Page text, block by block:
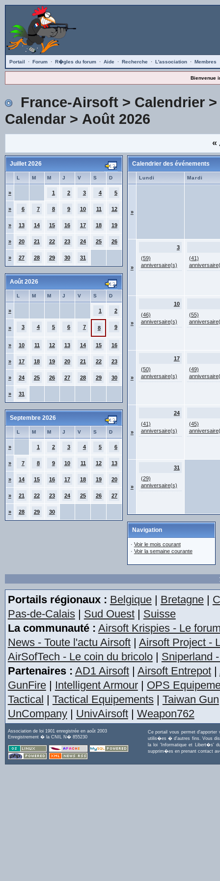
Portail · Forum · R�gles du forum · Aide · Recherche · L'association · Membres
Bienvenue
France-Airsoft> Calendrier
Calendar> Août 2026
«
Juillet 2026
L M M J V S D
» 1 2 3 4 5
» 6 7 8 9 10 11 12
» 13 14 15 16 17 18 19
» 20 21 22 23 24 25 26
» 27 28 29 30 31
Août 2026
L M M J V S D
» 1 2
» 3 4 5 6 7 8 9
» 10 11 12 13 14 15 16
» 17 18 19 20 21 22 23
» 24 25 26 27 28 29 30
» 31
Septembre 2026
L M M J V S D
» 1 2 3 4 5 6
» 7 8 9 10 11 12 13
» 14 15 16 17 18 19 20
» 21 22 23 24 25 26 27
» 28 29 30
Calendrier des événements
Lundi Mardi
»
»
3
(59)
anniversaire(s)
(41)
»
10
(46)
anniversaire(s)
(55)
»
17
(50)
anniversaire(s)
(49)
»
24
(41)
anniversaire(s)
(45)
»
31
(29)
anniversaire(s)
Navigation
· Voir le mois courant
· Voir la semaine courante
Portails régionaux : Belgique| Bretagne|
Pas-de-Calais| Sud Ouest| Suisse
La communauté : Airsoft Krispies - Le
News - Toute l'actu Airsoft| Airsoft Project -
AirSofTech - Le coin du bricolo| Sniperland
Partenaires : AD1 Airsoft| Airsoft Entrepot|
GunFire| Intelligent Armour| OPS
Tactical | Tactical Equipements| Taiwan Gun
UnCompany| UnivAirsoft| Weapon762
Association de loi 1901 enregistrée en août 2003
Enregistrement � la CNIL N� 855230
Ce portail vous permet
utilis�es � d'autres fins. Vous
la loi 'Informatique et Libert�s'
supprim�es en prenant contact